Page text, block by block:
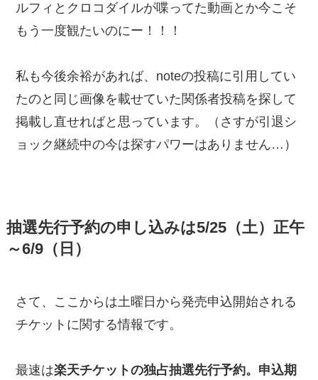
ルフィとクロコダイルが喋ってた動画とか今こそ
もう一度観たいのにー！！！
私も今後余裕があれば、noteの投稿に引用してい
たのと同じ画像を載せていた関係者投稿を探して
掲載し直せればと思っています。（さすが引退シ
ョック継続中の今は探すパワーはありません…）
抽選先行予約の申し込みは5/25（土）正午
～6/9（日）
さて、ここからは土曜日から発売申込開始される
チケットに関する情報です。
最速は楽天チケットの独占抽選先行予約。申込期